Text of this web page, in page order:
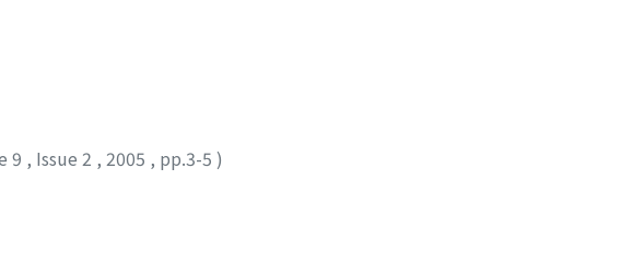
9 , Issue 2 , 2005 , pp.3-5 )